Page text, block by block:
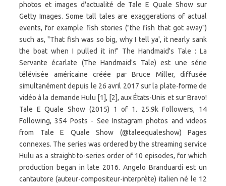
photos et images d'actualité de Tale E Quale Show sur
Getty Images. Some tall tales are exaggerations of actual
events, for example fish stories ("the fish that got away")
such as, "That fish was so big, why I tell ya', it nearly sank
the boat when I pulled it in!" The Handmaid's Tale : La
Servante écarlate (The Handmaid's Tale) est une série
télévisée américaine créée par Bruce Miller, diffusée
simultanément depuis le 26 avril 2017 sur la plate-forme de
vidéo à la demande Hulu [1], [2], aux États-Unis et sur Bravo!
Tale E Quale Show (2015) 1 of 1. 25.9k Followers, 14
Following, 354 Posts - See Instagram photos and videos
from Tale E Quale Show (@taleequaleshow) Pages
connexes. The series was ordered by the streaming service
Hulu as a straight-to-series order of 10 episodes, for which
production began in late 2016. Angelo Branduardi est un
cantautore (auteur-compositeur-interprète) italien né le 12